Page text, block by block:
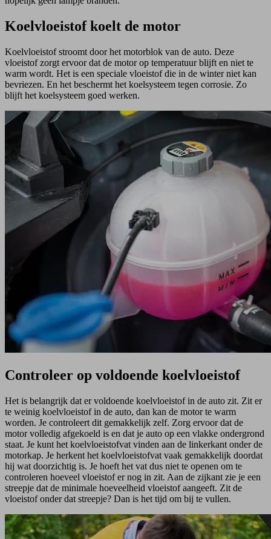
Koelvloeistof koelt de motor
Koelvloeistof stroomt door het motorblok van de auto. Deze
vloeistof zorgt ervoor dat de motor op temperatuur blijft en niet te
warm wordt. Het is een speciale vloeistof die in de winter niet kan
bevriezen. En het beschermt het koelsysteem tegen corrosie. Zo
blijft het koelsysteem goed werken.
Controleer op voldoende koelvloeistof
Het is belangrijk dat er voldoende koelvloeistof in de auto zit. Zit er
te weinig koelvloeistof in de auto, dan kan de motor te warm
worden. Je controleert dit gemakkelijk zelf. Zorg ervoor dat de
motor volledig afgekoeld is en dat je auto op een vlakke ondergrond
staat. Je kunt het koelvloeistofvat vinden aan de linkerkant onder de
motorkap. Je herkent het koelvloeistofvat vaak gemakkelijk doordat
hij wat doorzichtig is. Je hoeft het vat dus niet te openen om te
controleren hoeveel vloeistof er nog in zit. Aan de zijkant zie je een
streepje dat de minimale hoeveelheid vloeistof aangeeft. Zit de
vloeistof onder dat streepje? Dan is het tijd om bij te vullen.